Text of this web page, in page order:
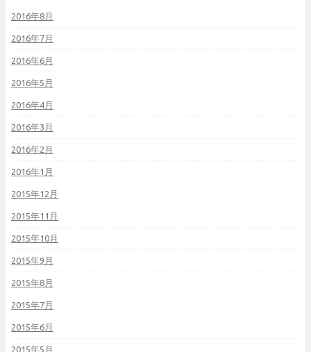
2016年8月
2016年7月
2016年6月
2016年5月
2016年4月
2016年3月
2016年2月
2016年1月
2015年12月
2015年11月
2015年10月
2015年9月
2015年8月
2015年7月
2015年6月
2015年5月